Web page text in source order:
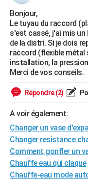
Essais
Réserver un essai
Citadines
Berlines
SUV
Forum auto
Mobiles
Meilleur smartphone
Internet
Ordinateurs
Jeux vidéo
Guide high-tech
+BRICOLAGE
Forum
Aménagement intérieur
Extérieur
Cuisine
Salle de bains
Jardinage
Rangement
WEEK-END
Guides de France
Escapades
Patrimoine
Expositions
Musées
Week-end nature
+LIFESTYLE
Art de vivre
Bien-être
Loisirs
Mode
Modes de vie
SANTE
VOYAGE
Destinations
City break
Voyage nature
Voyage de noces
Forum
Climat
+PHOTO
GUIDES D'ACHAT
BONS PLANS
Bonjour,
Le tuyau du raccord
s'est cassé, j'ai mis
de la distri. Si je dois
raccord (flexible métal
installation, la
Merci de vos conseils.
Répondre (2)
A voir également:
Changer un vase
Changer resistance
Comment gonfler un
Chauffe eau qui claque
Chauffe-eau mode